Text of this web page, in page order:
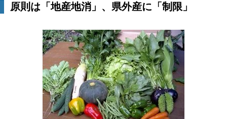
原則は「地産地消」、県外産に「制限」